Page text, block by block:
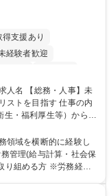
得支援あり
経験者歓迎
祝休み 寮・社宅あり
目指す 仕事の内
生・福利厚生等）からお
備範囲を広げ、組織運
康経営推進等をお任せ
経験を積んでいただき
領域を横断的に経験し
り組める方 ※労務経験